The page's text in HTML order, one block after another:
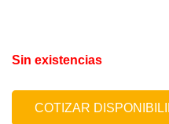
Sin existencias
COTIZAR